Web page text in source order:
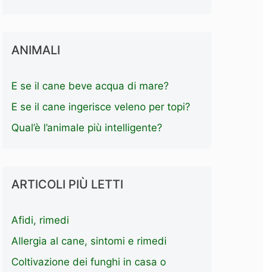
ANIMALI
E se il cane beve acqua di mare?
E se il cane ingerisce veleno per topi?
Qual’è l’animale più intelligente?
ARTICOLI PIÙ LETTI
Afidi, rimedi
Allergia al cane, sintomi e rimedi
Coltivazione dei funghi in casa o